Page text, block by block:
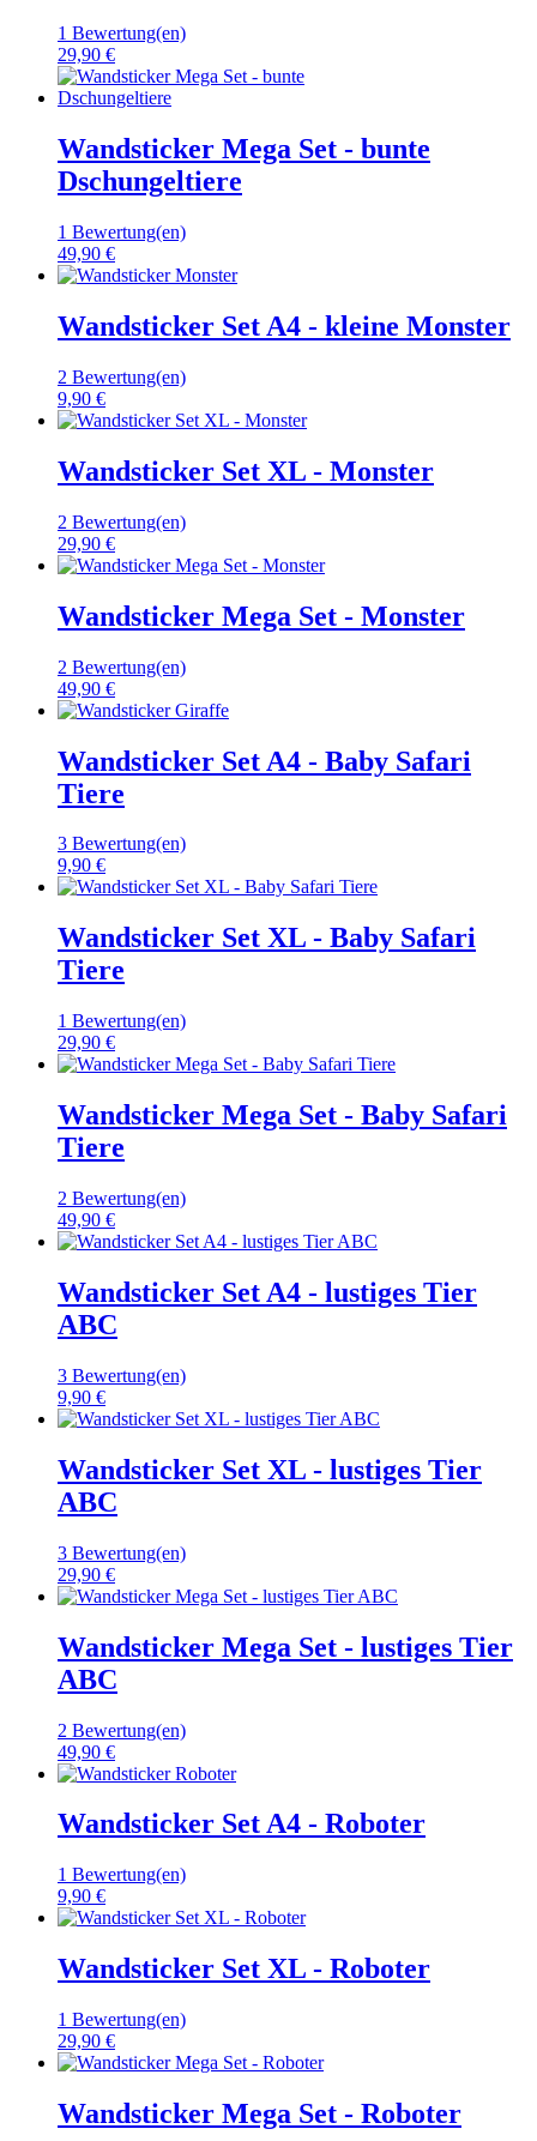
1 Bewertung(en)
29,90 €
Wandsticker Mega Set - bunte
Dschungeltiere
1 Bewertung(en)
49,90 €
Wandsticker Set A4 - kleine Monster
2 Bewertung(en)
9,90 €
Wandsticker Set XL - Monster
2 Bewertung(en)
29,90 €
Wandsticker Mega Set - Monster
2 Bewertung(en)
49,90 €
Wandsticker Set A4 - Baby Safari
Tiere
3 Bewertung(en)
9,90 €
Wandsticker Set XL - Baby Safari
Tiere
1 Bewertung(en)
29,90 €
Wandsticker Mega Set - Baby Safari
Tiere
2 Bewertung(en)
49,90 €
Wandsticker Set A4 - lustiges Tier
ABC
3 Bewertung(en)
9,90 €
Wandsticker Set XL - lustiges Tier
ABC
3 Bewertung(en)
29,90 €
Wandsticker Mega Set - lustiges Tier
ABC
2 Bewertung(en)
49,90 €
Wandsticker Set A4 - Roboter
1 Bewertung(en)
9,90 €
Wandsticker Set XL - Roboter
1 Bewertung(en)
29,90 €
Wandsticker Mega Set - Roboter